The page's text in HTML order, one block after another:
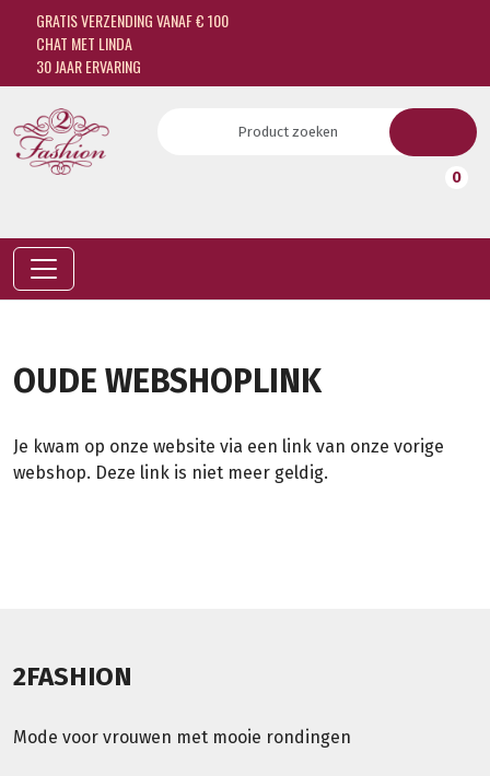
GRATIS VERZENDING VANAF € 100
CHAT MET LINDA
30 JAAR ERVARING
0
OUDE WEBSHOPLINK
Je kwam op onze website via een link van onze vorige
webshop. Deze link is niet meer geldig.
2FASHION
Mode voor vrouwen met mooie rondingen